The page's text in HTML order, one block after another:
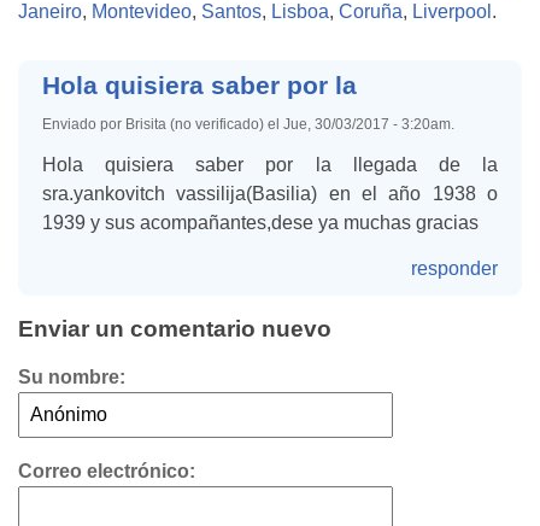
Janeiro, Montevideo, Santos, Lisboa, Coruña, Liverpool .
Hola quisiera saber por la
Enviado por Brisita (no verificado) el Jue, 30/03/2017 - 3:20am.
Hola quisiera saber por la llegada de la
sra.yankovitch vassilija(Basilia) en el año 1938 o
1939 y sus acompañantes,dese ya muchas gracias
responder
Enviar un comentario nuevo
Su nombre:
Correo electrónico: